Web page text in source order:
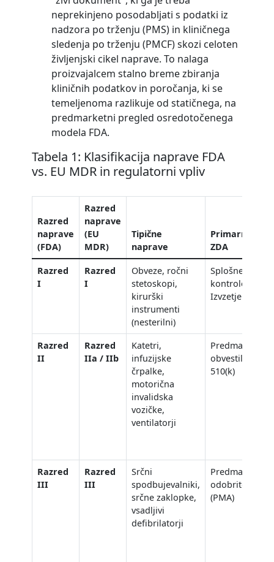
neprekinjeno posodabljati s podatki iz
nadzora po trženju (PMS) in kliničnega
sledenja po trženju (PMCF) skozi celoten
življenjski cikel naprave. To nalaga
proizvajalcem stalno breme zbiranja
kliničnih podatkov in poročanja, ki se
temeljenoma razlikuje od statičnega, na
predmarketni pregled osredotočenega
modela FDA.
Tabela 1: Klasifikacija naprave FDA
vs. EU MDR in regulatorni vpliv
Razred
naprave
(FDA)
Razred
naprave
(EU
MDR)
Tipične
naprave
Primarna pot
ZDA
Razred
I
Razred
I
Obveze, ročni
stetoskopi,
kirurški
instrumenti
(nesterilni)
Splošne
kontrole /
Izvzetje 510(k)
Razred
II
Razred
IIa / IIb
Katetri,
infuzijske
črpalke,
motorična
invalidska
vozičke,
ventilatorji
Predmarketno
obvestilo
510(k)
Razred
III
Razred
III
Srčni
spodbujevalniki,
srčne zaklopke,
vsadljivi
defibrilatorji
Predmarketna
odobritev
(PMA)